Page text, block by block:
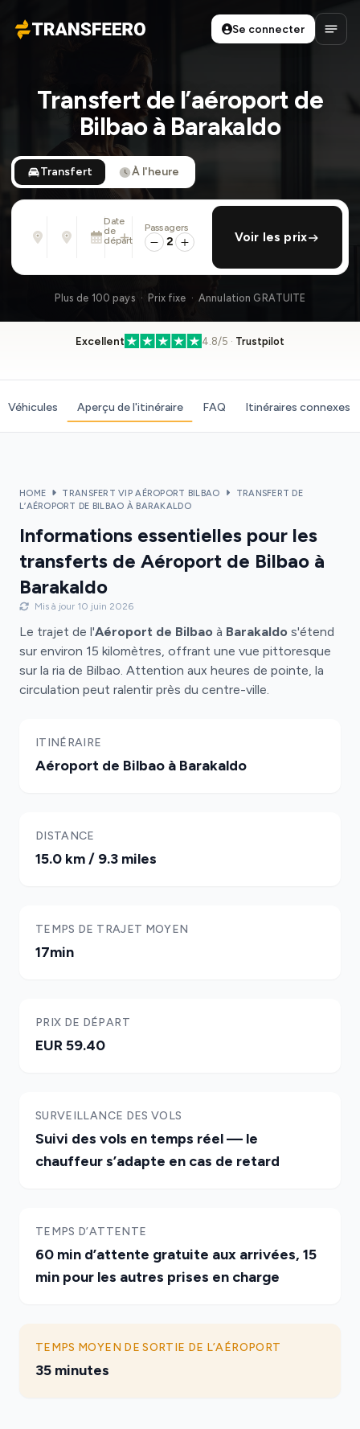
Transfeero
Se connecter
Transfert de l’aéroport de
Bilbao à Barakaldo
Transfert À l'heure
Adresse, aéroport, hôtel, ...
Adresse, aéroport, hôtel, ...
Date
de
départ
Dim. 9 Août · 01:45 PM
ajouter retour
Passagers
2 Voir les prix
Plus de 100 pays · Prix fixe · Annulation GRATUITE
Excellent 4.8/5 · Trustpilot
Véhicules Aperçu de l'itinéraire FAQ Itinéraires connexes
HOME TRANSFERT VIP AÉROPORT BILBAO
TRANSFERT DE
L’AÉROPORT DE BILBAO À BARAKALDO
Informations essentielles pour les
transferts de Aéroport de Bilbao à
Barakaldo
Mis à jour 10 juin 2026
Le trajet de l'Aéroport de Bilbao à Barakaldo s'étend
sur environ 15 kilomètres, offrant une vue pittoresque
sur la ria de Bilbao. Attention aux heures de pointe, la
circulation peut ralentir près du centre-ville.
ITINÉRAIRE
Aéroport de Bilbao à Barakaldo
DISTANCE
15.0 km / 9.3 miles
TEMPS DE TRAJET MOYEN
17min
PRIX DE DÉPART
EUR 59.40
SURVEILLANCE DES VOLS
Suivi des vols en temps réel — le
chauffeur s’adapte en cas de retard
TEMPS D’ATTENTE
60 min d’attente gratuite aux arrivées, 15
min pour les autres prises en charge
TEMPS MOYEN DE SORTIE DE L’AÉROPORT
35 minutes